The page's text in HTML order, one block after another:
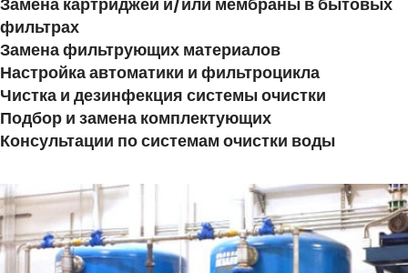
фильтрах
Замена фильтрующих материалов
Настройка автоматики и фильтроцикла
Чистка и дезинфекция системы очистки
Подбор и замена комплектующих
Консультации по системам очистки воды